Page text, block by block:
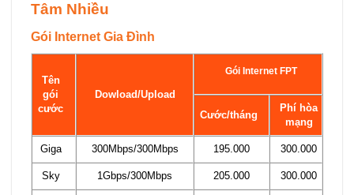
Tâm Nhiều
Gói Internet Gia Đình
Tên
gói
cước
Dowload/Upload
Gói Internet FPT
Cước/tháng
Phí hòa
mạng
Giga 300Mbps/300Mbps 195.000 300.000
Sky 1Gbps/300Mbps 205.000 300.000